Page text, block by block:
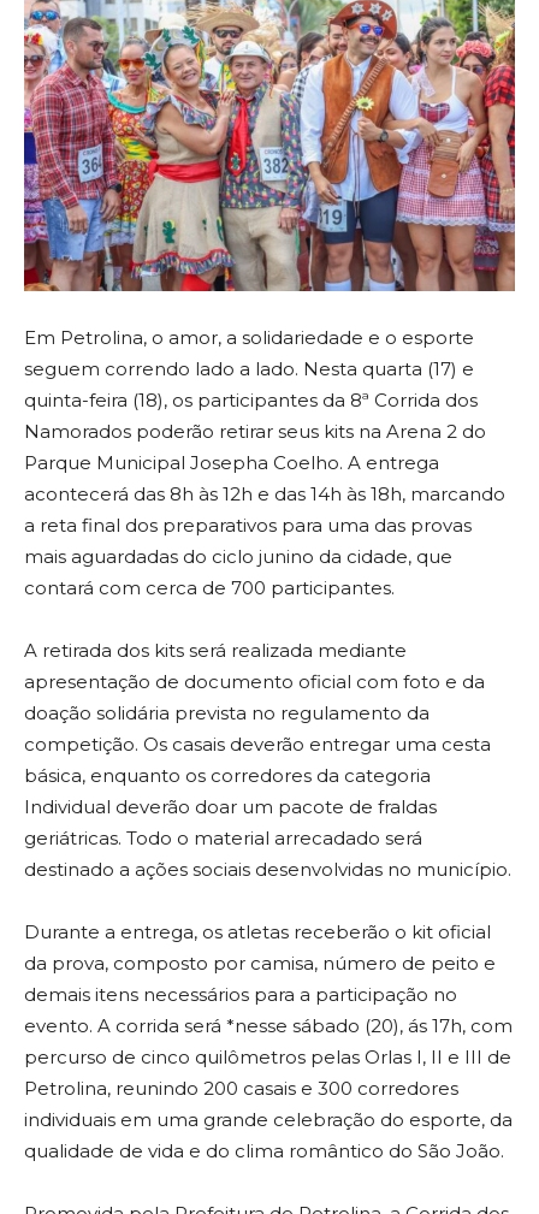
Em Petrolina, o amor, a solidariedade e o esporte
seguem correndo lado a lado. Nesta quarta (17) e
quinta-feira (18), os participantes da 8ª Corrida dos
Namorados poderão retirar seus kits na Arena 2 do
Parque Municipal Josepha Coelho. A entrega
acontecerá das 8h às 12h e das 14h às 18h, marcando
a reta final dos preparativos para uma das provas
mais aguardadas do ciclo junino da cidade, que
contará com cerca de 700 participantes.
A retirada dos kits será realizada mediante
apresentação de documento oficial com foto e da
doação solidária prevista no regulamento da
competição. Os casais deverão entregar uma cesta
básica, enquanto os corredores da categoria
Individual deverão doar um pacote de fraldas
geriátricas. Todo o material arrecadado será
destinado a ações sociais desenvolvidas no município.
Durante a entrega, os atletas receberão o kit oficial
da prova, composto por camisa, número de peito e
demais itens necessários para a participação no
evento. A corrida será *nesse sábado (20), ás 17h, com
percurso de cinco quilômetros pelas Orlas I, II e III de
Petrolina, reunindo 200 casais e 300 corredores
individuais em uma grande celebração do esporte, da
qualidade de vida e do clima romântico do São João.